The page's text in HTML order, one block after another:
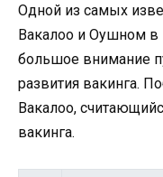
Одной из самых
Вакалоо и Оушном в
большое внимание
развития вакинга.
Вакалоо,
вакинга.